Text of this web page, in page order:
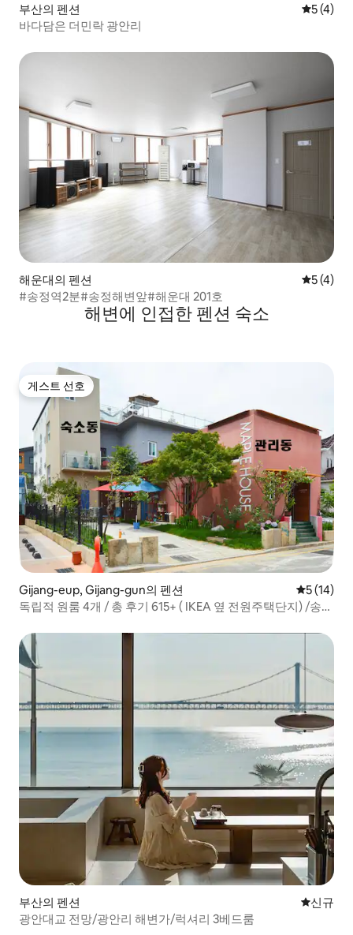
부산의 펜션 평점 5점
5 (4)
바다담은 더민락 광안리
해운대의 펜션 평점 5점
5 (4)
#송정역2분#송정해변앞#해운대 201호
해변에 인접한 펜션 숙소
게스트 선호
게스트 선호
Gijang-eup, Gijang-gun의 펜션 평점 5점
5 (14)
독립적 원룸 4개 / 총 후기 615+ ( IKEA 옆 전원주택단지) /송정
부산의 펜션 신규 숙소
신규
광안대교 전망/광안리 해변가/럭셔리 3베드룸